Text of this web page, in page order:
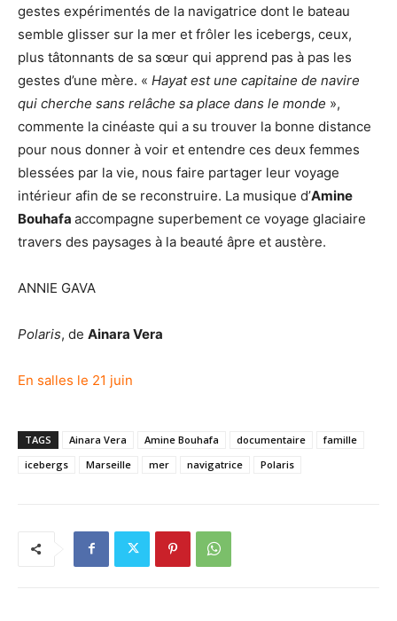
gestes expérimentés de la navigatrice dont le bateau
semble glisser sur la mer et frôler les icebergs, ceux,
plus tâtonnants de sa sœur qui apprend pas à pas les
gestes d’une mère. « Hayat est une capitaine de navire
qui cherche sans relâche sa place dans le monde »,
commente la cinéaste qui a su trouver la bonne distance
pour nous donner à voir et entendre ces deux femmes
blessées par la vie, nous faire partager leur voyage
intérieur afin de se reconstruire. La musique d’Amine
Bouhafa accompagne superbement ce voyage glaciaire
travers des paysages à la beauté âpre et austère.
ANNIE GAVA
Polaris, de Ainara Vera
En salles le 21 juin
TAGS Ainara Vera Amine Bouhafa documentaire
famille
icebergs
Marseille mer navigatrice Polaris